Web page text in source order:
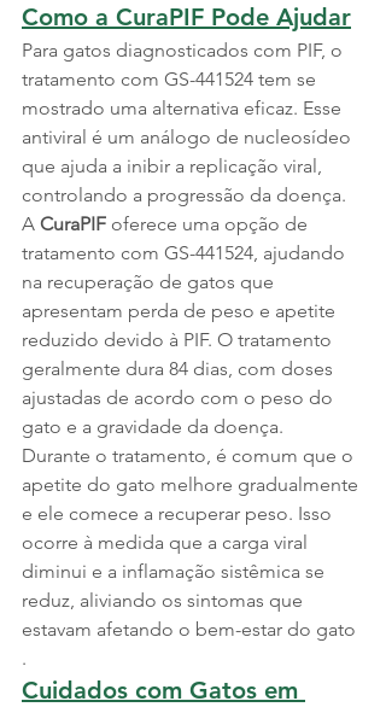
Como a CuraPIF Pode Ajudar
Para gatos diagnosticados com PIF, o
tratamento com GS-441524 tem se
mostrado uma alternativa eficaz. Esse
antiviral é um análogo de nucleosídeo
que ajuda a inibir a replicação viral,
controlando a progressão da doença.
A CuraPIF oferece uma opção de
tratamento com GS-441524, ajudando
na recuperação de gatos que
apresentam perda de peso e apetite
reduzido devido à PIF. O tratamento
geralmente dura 84 dias, com doses
ajustadas de acordo com o peso do
gato e a gravidade da doença.
Durante o tratamento, é comum que o
apetite do gato melhore gradualmente
e ele comece a recuperar peso. Isso
ocorre à medida que a carga viral
diminui e a inflamação sistêmica se
reduz, aliviando os sintomas que
estavam afetando o bem-estar do gato
.
Cuidados com Gatos em